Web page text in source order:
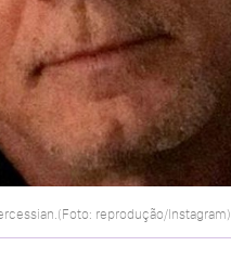
reprodução/Instagram)